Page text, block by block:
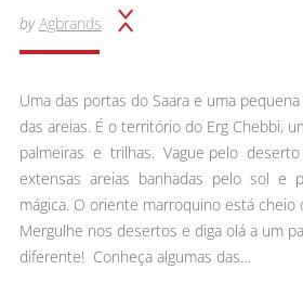
by Agbrands
Uma das portas do Saara e uma
das areias. É o território do Erg Chebbi,
palmeiras e trilhas. Vague pelo
extensas areias banhadas pelo sol e
mágica. O oriente marroquino está cheio
Mergulhe nos desertos e diga olá a um
diferente! Conheça algumas das…